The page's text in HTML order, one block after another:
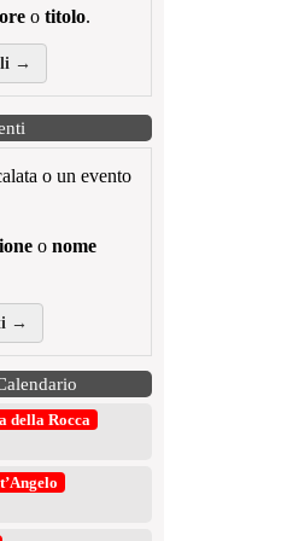
o titolo.
→
o un evento
o nome
→
della Rocca